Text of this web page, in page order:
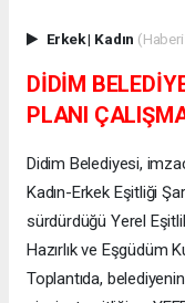
Erkek| Kadın
DİDİM
PLANI
Didim Belediyesi,
Kadın-Erkek Eşitliği
sürdürdüğü Yerel
Hazırlık ve Eşgüdüm
Toplantıda,